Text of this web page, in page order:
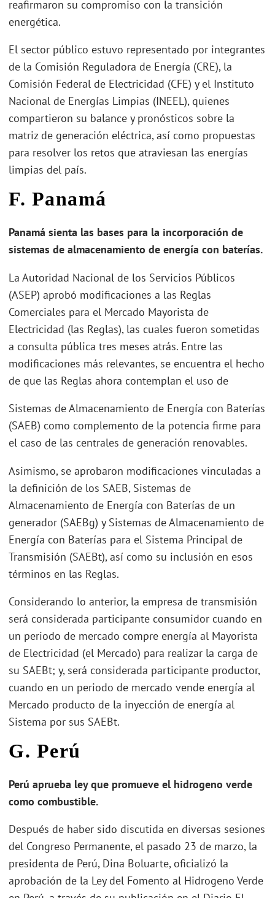
reafirmaron su compromiso con la transición
energética.
El sector público estuvo representado por integrantes
de la Comisión Reguladora de Energía (CRE), la
Comisión Federal de Electricidad (CFE) y el Instituto
Nacional de Energías Limpias (INEEL), quienes
compartieron su balance y pronósticos sobre la
matriz de generación eléctrica, así como propuestas
para resolver los retos que atraviesan las energías
limpias del país.
F. Panamá
Panamá sienta las bases para la incorporación de
sistemas de almacenamiento de energía con baterías.
La Autoridad Nacional de los Servicios Públicos
(ASEP) aprobó modificaciones a las Reglas
Comerciales para el Mercado Mayorista de
Electricidad (las Reglas), las cuales fueron sometidas
a consulta pública tres meses atrás. Entre las
modificaciones más relevantes, se encuentra el hecho
de que las Reglas ahora contemplan el uso de
Sistemas de Almacenamiento de Energía con Baterías
(SAEB) como complemento de la potencia firme para
el caso de las centrales de generación renovables.
Asimismo, se aprobaron modificaciones vinculadas a
la definición de los SAEB, Sistemas de
Almacenamiento de Energía con Baterías de un
generador (SAEBg) y Sistemas de Almacenamiento de
Energía con Baterías para el Sistema Principal de
Transmisión (SAEBt), así como su inclusión en esos
términos en las Reglas.
Considerando lo anterior, la empresa de transmisión
será considerada participante consumidor cuando en
un periodo de mercado compre energía al Mayorista
de Electricidad (el Mercado) para realizar la carga de
su SAEBt; y, será considerada participante productor,
cuando en un periodo de mercado vende energía al
Mercado producto de la inyección de energía al
Sistema por sus SAEBt.
G. Perú
Perú aprueba ley que promueve el hidrogeno verde
como combustible.
Después de haber sido discutida en diversas sesiones
del Congreso Permanente, el pasado 23 de marzo, la
presidenta de Perú, Dina Boluarte, oficializó la
aprobación de la Ley del Fomento al Hidrogeno Verde